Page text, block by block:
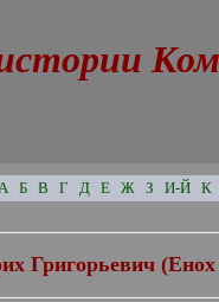
Б В Г Д Е Ж З И-Й К
Григорьевич